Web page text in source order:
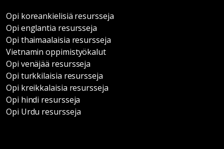
Opi koreankielisiä resursseja
Opi englantia resursseja
Opi thaimaalaisia resursseja
Vietnamin oppimistyökalut
Opi venäjää resursseja
Opi turkkilaisia resursseja
Opi kreikkalaisia resursseja
Opi hindi resursseja
Opi Urdu resursseja